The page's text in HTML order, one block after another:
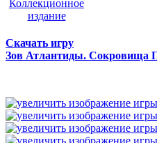
Скачать игру
Зов Атлантиды. Сокровища